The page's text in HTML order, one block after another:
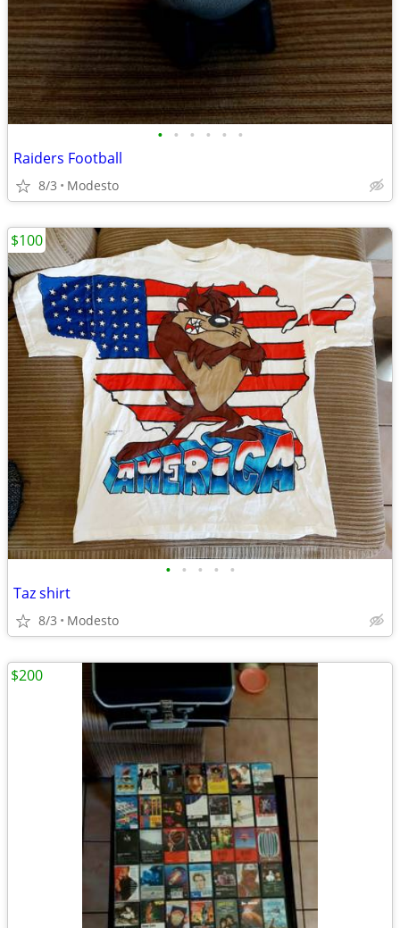
• • • • • •
Raiders Football
8/3 Modesto
• • • • •
Taz shirt
8/3 Modesto
$100
$200